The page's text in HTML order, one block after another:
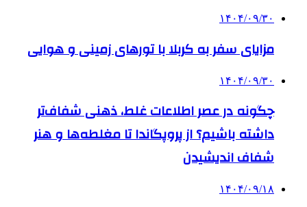
۱۴۰۴/۰۹/۳۰
مزایای سفر به کربلا با تورهای زمینی و هوایی
۱۴۰۴/۰۹/۳۰
چگونه در عصر اطلاعات غلط، ذهنی شفاف‌تر
داشته باشیم؟ از پروپگاندا تا مغلطه‌ها و هنر
شفاف اندیشیدن
۱۴۰۴/۰۹/۱۸